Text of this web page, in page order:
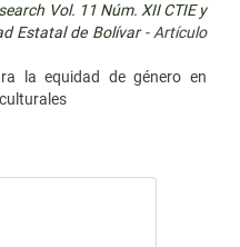
Vol. 11 Núm. XII CTIE y
Estatal de Bolívar- Artículo
la equidad de género en